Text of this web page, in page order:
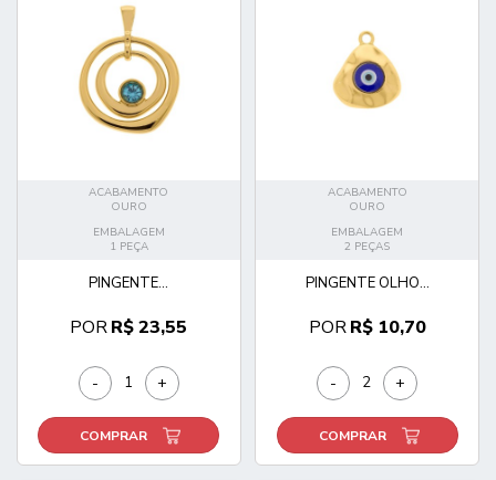
ACABAMENTO
OURO
EMBALAGEM
1 PEÇA
PINGENTE...
PORR$ 23,55
- +
COMPRAR
ACABAMENTO
OURO
EMBALAGEM
2 PEÇAS
PINGENTE OLHO...
PORR$ 10,70
- +
COMPRAR